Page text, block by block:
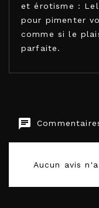
et érotisme :
pour pimenter
comme si le
parfaite.
Aucun avis